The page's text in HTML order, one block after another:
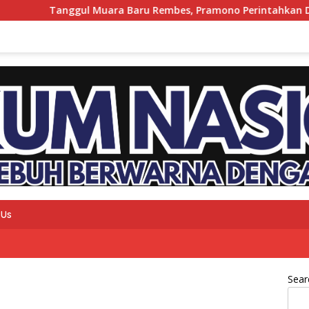
Tanggul Muara Baru Rembes, Pramono Perintahkan Dinas